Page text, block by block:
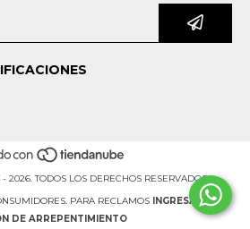
2026. TODOS LOS DERECHOS RESERVADOS.
PARA RECLAMOS INGRESÁ ACÁ.
DE ARREPENTIMIENTO